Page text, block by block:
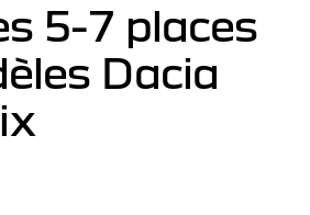
5-7 places
Dacia